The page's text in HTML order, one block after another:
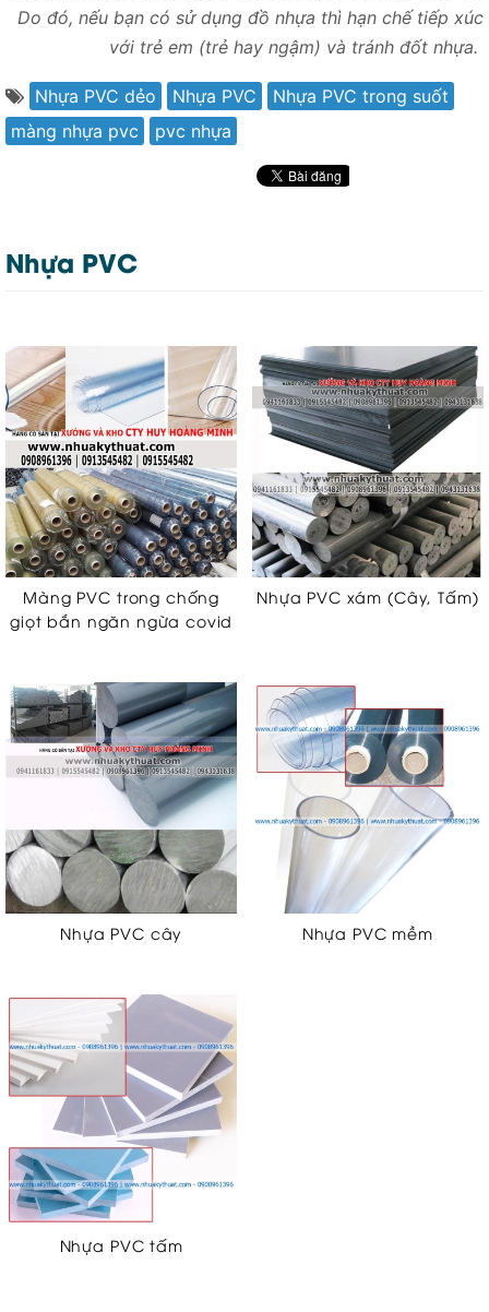
Do đó, nếu bạn có sử dụng đồ nhựa thì hạn chế tiếp xúc
với trẻ em (trẻ hay ngậm) và tránh đốt nhựa.
Nhựa PVC dẻo Nhựa PVC
Nhựa PVC trong suốt
màng nhựa pvc
pvc nhựa
Nhựa PVC
Màng PVC trong chống
giọt bắn ngăn ngừa covid
Nhựa PVC xám (Cây, Tấm)
Nhựa PVC cây Nhựa PVC mềm
Nhựa PVC tấm